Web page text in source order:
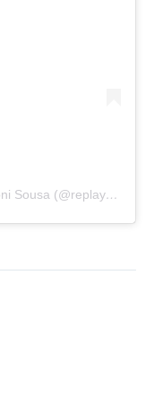
Uma publicação compartilhada por Toni Sousa (@replaycomtonisousa)